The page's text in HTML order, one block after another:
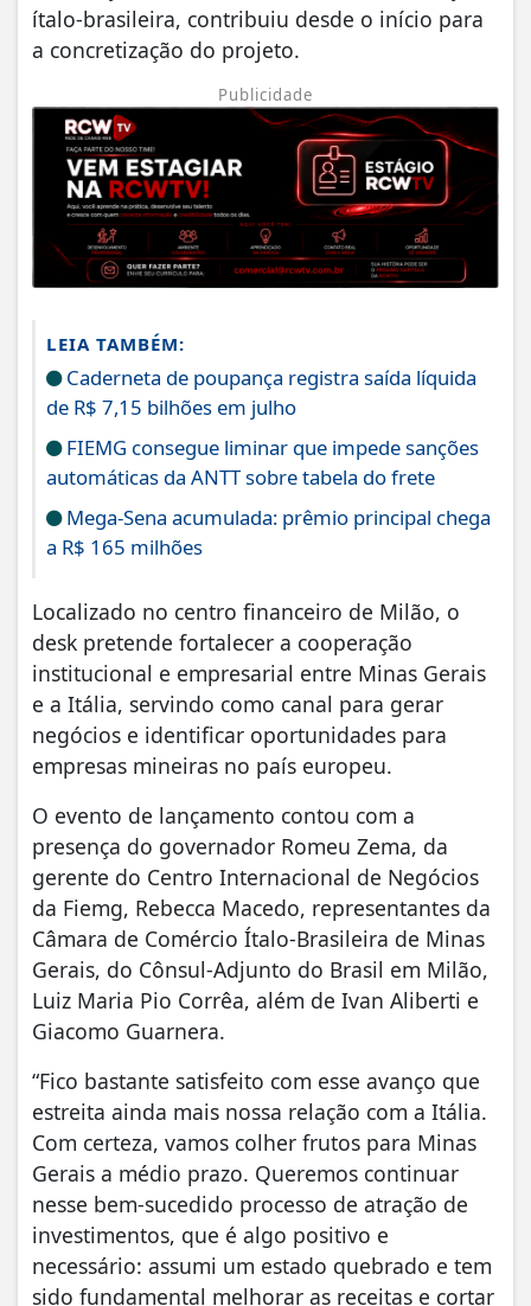
ítalo-brasileira, contribuiu desde o início para
a concretização do projeto.
Publicidade
LEIA TAMBÉM:
Caderneta de poupança registra saída líquida
de R$ 7,15 bilhões em julho
FIEMG consegue liminar que impede sanções
automáticas da ANTT sobre tabela do frete
Mega-Sena acumulada: prêmio principal chega
a R$ 165 milhões
Localizado no centro financeiro de Milão, o
desk pretende fortalecer a cooperação
institucional e empresarial entre Minas Gerais
e a Itália, servindo como canal para gerar
negócios e identificar oportunidades para
empresas mineiras no país europeu.
O evento de lançamento contou com a
presença do governador Romeu Zema, da
gerente do Centro Internacional de Negócios
da Fiemg, Rebecca Macedo, representantes da
Câmara de Comércio Ítalo-Brasileira de Minas
Gerais, do Cônsul-Adjunto do Brasil em Milão,
Luiz Maria Pio Corrêa, além de Ivan Aliberti e
Giacomo Guarnera.
“Fico bastante satisfeito com esse avanço que
estreita ainda mais nossa relação com a Itália.
Com certeza, vamos colher frutos para Minas
Gerais a médio prazo. Queremos continuar
nesse bem-sucedido processo de atração de
investimentos, que é algo positivo e
necessário: assumi um estado quebrado e tem
sido fundamental melhorar as receitas e cortar